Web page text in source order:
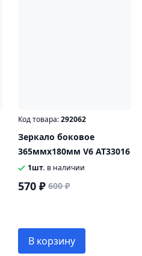
Код товара:292062
Зеркало боковое
365ммх180мм V6 AT33016
1шт. в наличии
570 ₽ 600 ₽
В корзину